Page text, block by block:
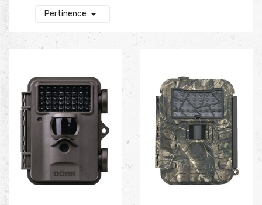
Pertinence 